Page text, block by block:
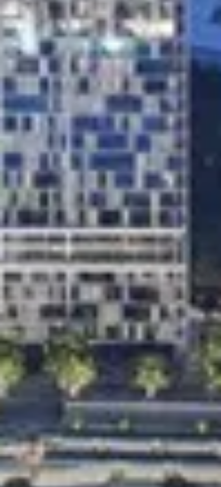
الوكلاء
من نحن